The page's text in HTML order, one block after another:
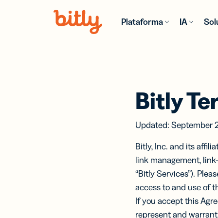
Plataforma
de
Un
IA
de
con
IA
Comercio
Hostelería
Software y
hardware
Seguros
Servicios
Blog
Consulta las
consejos
Guías y
electrónicos
Obtén
detallados e
información
Bitly
Updated: September
Bitly, Inc. and its
link management,
“Bitly Services”).
access to and use of
If you accept this
represent and